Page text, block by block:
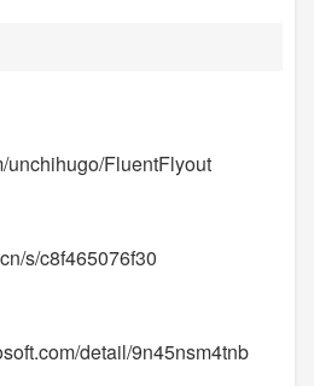
unchihugo/FluentFlyout
s/c8f465076f30
detail/9n45nsm4tnb